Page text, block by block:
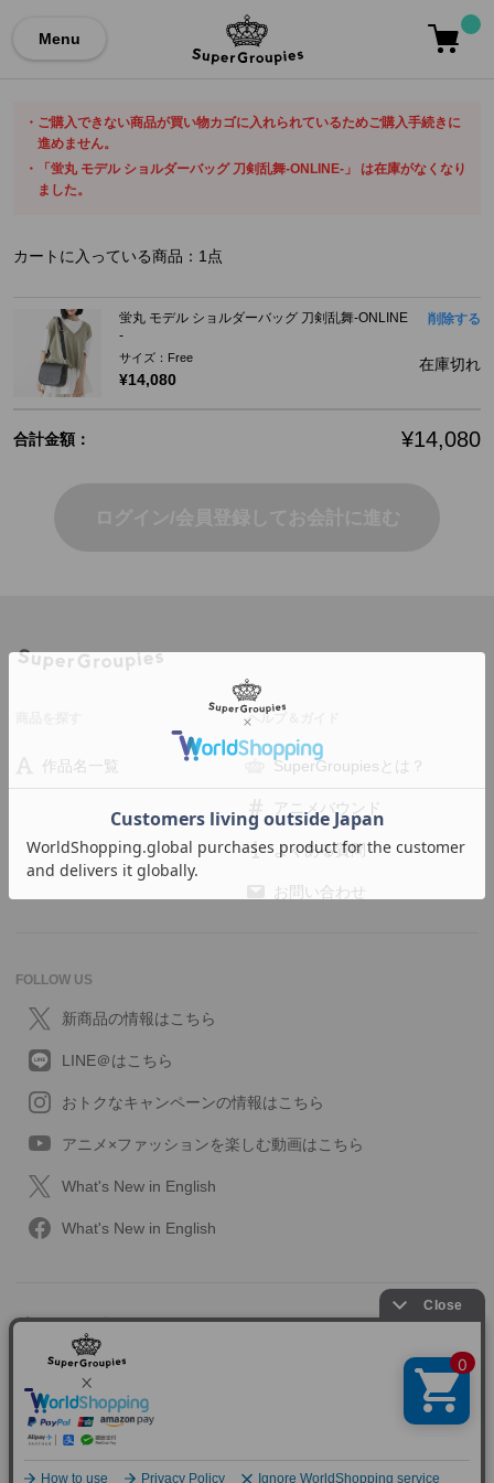
Menu
ご購入できない商品が買い物カゴに入れられているためご購入手続きに
進めません。
「蛍丸 モデル ショルダーバッグ 刀剣乱舞-ONLINE-」 は在庫がなくなり
ました。
カートに入っている商品： 1 点
蛍丸 モデル ショルダーバッグ 刀剣乱舞-ONLINE
-
サイズ：Free
¥14,080
削除する
在庫切れ
合計金額： ¥14,080
作品名一覧
ヘルプ＆ガイド
SuperGroupiesとは？
アニメバウンド
よくある質問
お問い合わせ
FOLLOW US
新商品の情報はこちら
LINE＠はこちら
おトクなキャンペーンの情報はこちら
アニメ×ファッションを楽しむ動画はこちら
What's New in English
What's New in English
プライバシーポリシー
特定取引に関する法律
会社情報/採用情報